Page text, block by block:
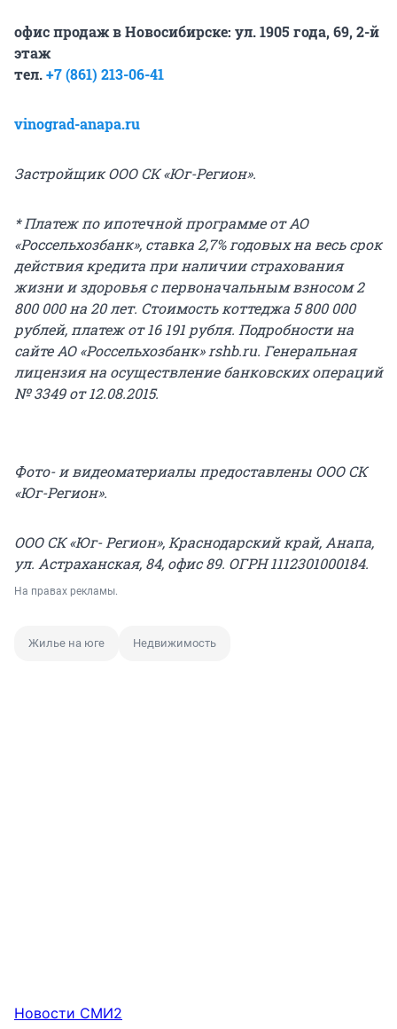
офис продаж в Новосибирске: ул. 1905 года, 69, 2-й
этаж
тел.+7 (861) 213-06-41
vinograd-anapa.ru
Застройщик ООО СК «Юг-Регион».
* Платеж по ипотечной программе от АО
«Россельхозбанк», ставка 2,7% годовых на весь срок
действия кредита при наличии страхования
жизни и здоровья с первоначальным взносом 2
800 000 на 20 лет. Стоимость коттеджа 5 800 000
рублей, платеж от 16 191 рубля. Подробности на
сайте АО «Россельхозбанк» rshb.ru. Генеральная
лицензия на осуществление банковских операций
№ 3349 от 12.08.2015.
Фото- и видеоматериалы предоставлены ООО СК
«Юг-Регион».
ООО СК «Юг- Регион», Краснодарский край, Анапа,
ул. Астраханская, 84, офис 89. ОГРН 1112301000184.
На правах рекламы.
Жилье на юге Недвижимость
Новости СМИ2